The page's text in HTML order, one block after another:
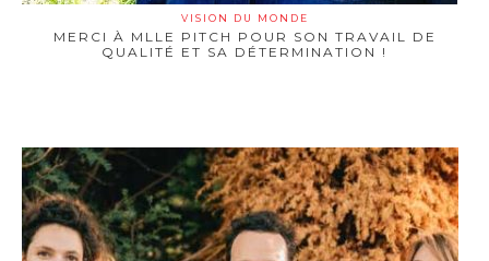
VISION DU MONDE
MERCI À MLLE PITCH POUR SON TRAVAIL DE
QUALITÉ ET SA DÉTERMINATION !